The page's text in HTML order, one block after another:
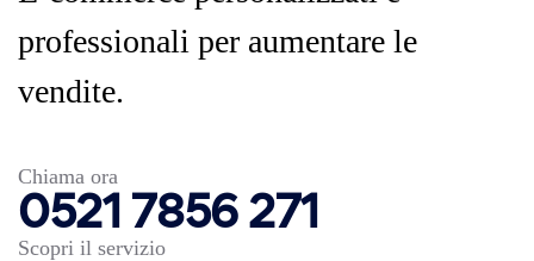
professionali per aumentare le
vendite.
Chiama ora
0521 7856 271
Scopri il servizio